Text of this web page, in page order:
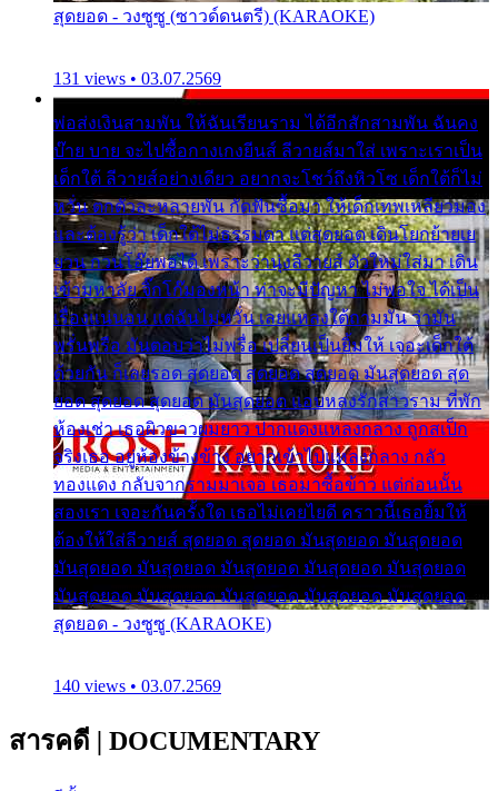
สุดยอด - วงซูซู (ซาวด์ดนตรี) (KARAOKE)
131 views • 03.07.2569
พ่อส่งเงินสามพัน ให้ฉันเรียนราม ได้อีกสักสามพัน ฉันคง
บ๊าย บาย จะไปซื้อกางเกงยีนส์ ลีวายส์มาใส่ เพราะเราเป็น
เด็กใต้ ลีวายส์อย่างเดียว อยากจะโชว์ถึงหิวโซ เด็กใต้ก็ไม่
หวั่น ตกตัวละหลายพัน กัดฟันซื้อมา ให้เด็กเทพเหลียวมอง
และต้องรู้ว่า เด็กใต้ไม่ธรรมดา แต่สุดยอด เดินโยกย้ายเย
ยวน กวนโอ๊ยพอได้ เพราะว่านุ่งลีวายส์ ตัวใหม่ใส่มา เดิน
เข้ามหาลัย จิ๊กโก๊มองหน้า ท่าจะมีปัญหา ไม่พอใจ ได้เป็น
เรื่องแน่นอน แต่ฉันไม่หวั่น เลยแหลงใต้ถามมัน ว่ามัน
พรั่นพรือ มันตอบว่าไม่พรื่อ เปลี่ยนเป็นยิ้มให้ เจอะเด็กใต้
ด้วยกัน ก็เลยรอด สุดยอด สุดยอด สุดยอด มันสุดยอด สุด
ยอด สุดยอด สุดยอด มันสุดยอด แอบหลงรักสาวราม ที่พัก
ห้องเช่า เธอผิวขาวผมยาว ปากแดงแหลงกลาง ถูกสเป็ก
จริงเธอ อยู่ห้องข้างข้าง อยากเข้าไปแหลงกลาง กลัว
ทองแดง กลับจากรามมาเจอ เธอมาซื้อข้าว แต่ก่อนนั้น
สองเรา เจอะกันครั้งใด เธอไม่เคยไยดี คราวนี้เธอยิ้มให้
ต้องให้ใส่ลีวายส์ สุดยอด สุดยอด มันสุดยอด มันสุดยอด
มันสุดยอด มันสุดยอด มันสุดยอด มันสุดยอด มันสุดยอด
มันสุดยอด มันสุดยอด มันสุดยอด มันสุดยอด มันสุดยอด
สุดยอด - วงซูซู (KARAOKE)
140 views • 03.07.2569
สารคดี | DOCUMENTARY